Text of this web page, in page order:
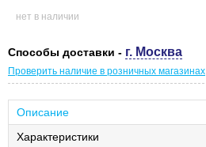
нет в наличии
Способы доставки - г. Москва
Проверить наличие в розничных магазинах
Описание
Характеристики